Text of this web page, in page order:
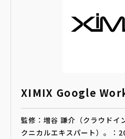
XIMIX Google
監修：増谷 謙介（クラウドイ
クニカルエキスパート）。：